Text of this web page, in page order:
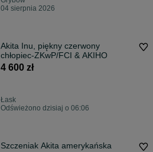
04 sierpnia 2026
Akita Inu, piękny czerwony
chłopiec-ZKwP/FCI & AKIHO
4 600 zł
Łask
Odświeżono dzisiaj o 06:06
Szczeniak Akita amerykańska